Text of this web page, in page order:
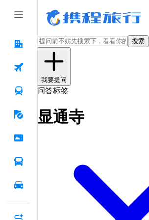
搜索
我要提问
问答标签
显通寺